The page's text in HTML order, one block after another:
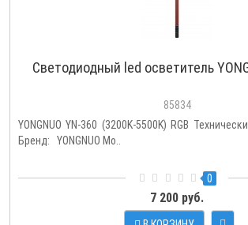
Светодиодный led осветитель
85834
YONGNUO YN-360 (3200K-5500K) RGB
Бренд: YONGNUO Мо..
0
7 200 руб.